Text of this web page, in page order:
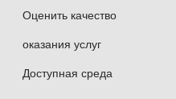
Участие в научно-
Оценить качество
оказания услуг
Доступная среда